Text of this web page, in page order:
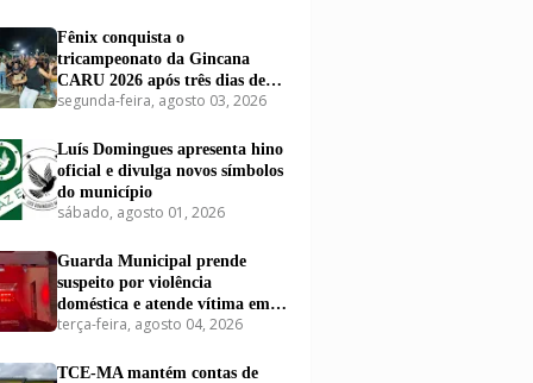
Fênix conquista o
tricampeonato da Gincana
CARU 2026 após três dias de
disputas em Carutapera
segunda-feira, agosto 03, 2026
Luís Domingues apresenta hino
oficial e divulga novos símbolos
do município
sábado, agosto 01, 2026
Guarda Municipal prende
suspeito por violência
doméstica e atende vítima em
Carutapera
terça-feira, agosto 04, 2026
TCE-MA mantém contas de